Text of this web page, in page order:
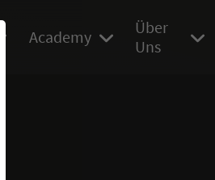
Academy
Über
Uns